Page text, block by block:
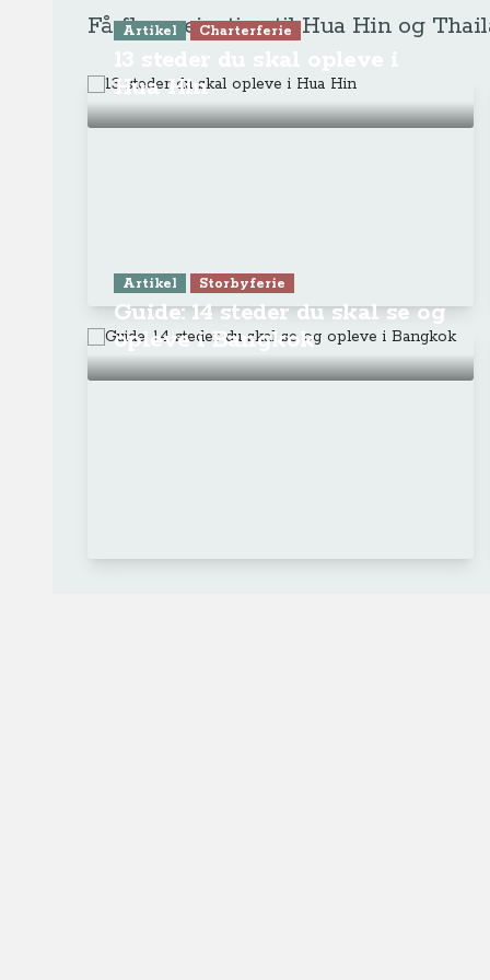
Få flere rejsetips til Hua Hin og
Artikel Charterferie
Hua Hin
Artikel Storbyferie
Guide: 14 steder du skal se og
opleve i Bangkok